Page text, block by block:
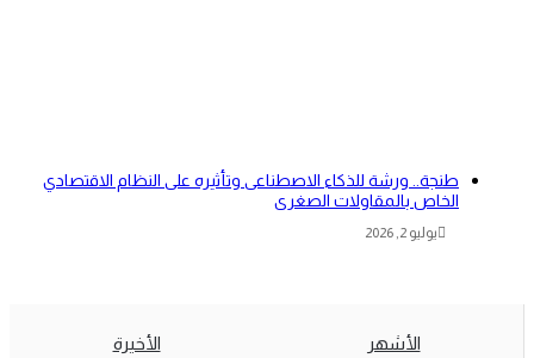
طنجة.. ورشة للذكاء الاصطناعى وتأثيره على النظام الاقتصادي
الخاص بالمقاولات الصغرى
يوليو 2, 2026
الأشهر الأخيرة